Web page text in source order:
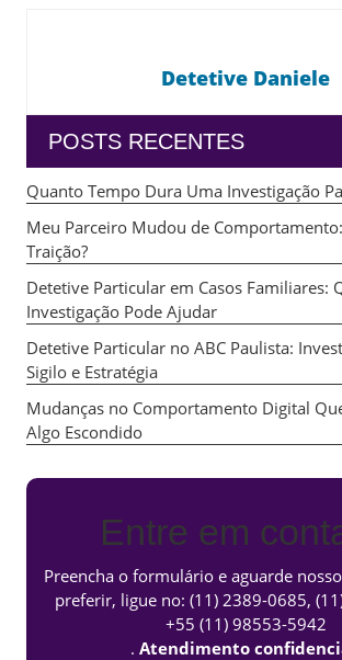
Detetive Daniele
POSTS RECENTES
Quanto Tempo Dura Uma Investigação
Meu Parceiro Mudou de
Traição?
Detetive Particular em Casos Familiares:
Investigação Pode Ajudar
Detetive Particular no ABC Paulista:
Sigilo e Estratégia
Mudanças no Comportamento Digital
Algo Escondido
Entre em
Preencha o formulário e aguarde
preferir, ligue no: (11) 2389-0685,
+55 (11) 98553-5942
. Atendimento